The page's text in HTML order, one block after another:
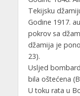
Tekijsku
Godine 1917.
pokrov sa
džamija je
23).
Usljed
bila oštećena
U toku rata u